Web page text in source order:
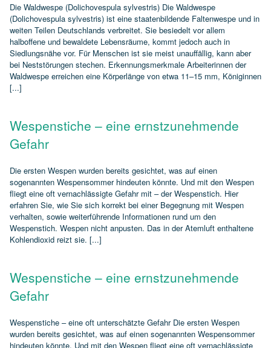
Die Waldwespe (Dolichovespula sylvestris) Die Waldwespe
(Dolichovespula sylvestris) ist eine staatenbildende Faltenwespe und in
weiten Teilen Deutschlands verbreitet. Sie besiedelt vor allem
halboffene und bewaldete Lebensräume, kommt jedoch auch in
Siedlungsnähe vor. Für Menschen ist sie meist unauffällig, kann aber
bei Neststörungen stechen. Erkennungsmerkmale Arbeiterinnen der
Waldwespe erreichen eine Körperlänge von etwa 11–15 mm, Königinnen
[...]
Wespenstiche – eine ernstzunehmende
Gefahr
Die ersten Wespen wurden bereits gesichtet, was auf einen
sogenannten Wespensommer hindeuten könnte. Und mit den Wespen
fliegt eine oft vernachlässigte Gefahr mit – der Wespenstich. Hier
erfahren Sie, wie Sie sich korrekt bei einer Begegnung mit Wespen
verhalten, sowie weiterführende Informationen rund um den
Wespenstich. Wespen nicht anpusten. Das in der Atemluft enthaltene
Kohlendioxid reizt sie. [...]
Wespenstiche – eine ernstzunehmende
Gefahr
Wespenstiche – eine oft unterschätzte Gefahr Die ersten Wespen
wurden bereits gesichtet, was auf einen sogenannten Wespensommer
hindeuten könnte. Und mit den Wespen fliegt eine oft vernachlässigte